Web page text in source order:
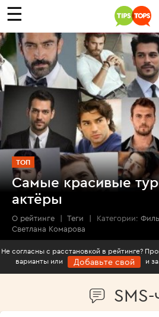
☰
ТОП
Самые красивые
актёры
О рейтинге | Теги | Категории:
Светлана Комарова
Не согласны с расстановкой в рейтинге?
варианты или
Добавьте свой и